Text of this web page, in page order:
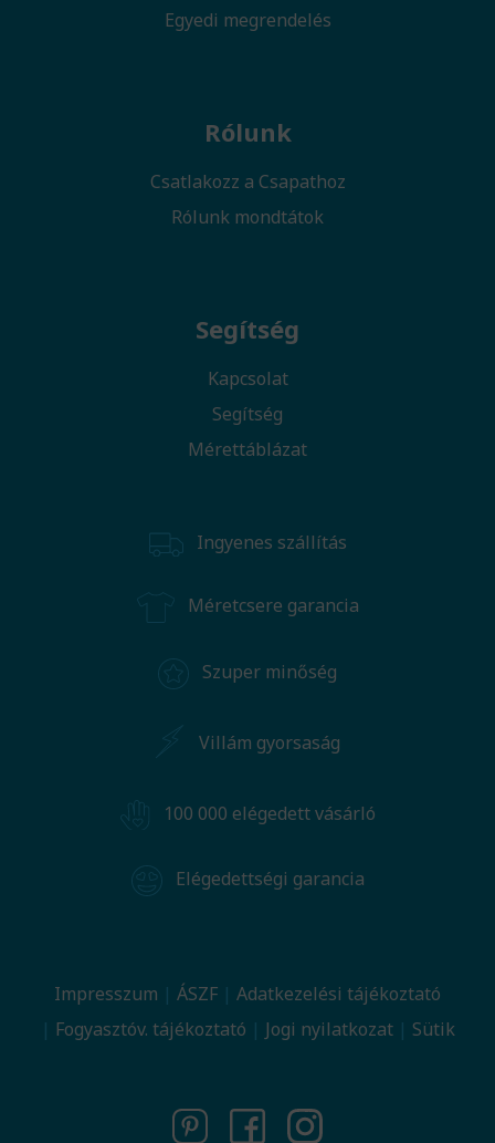
Egyedi megrendelés
Rólunk
Csatlakozz a Csapathoz
Rólunk mondtátok
Segítség
Kapcsolat
Segítség
Mérettáblázat
Ingyenes szállítás
Méretcsere garancia
Szuper minőség
Villám gyorsaság
100 000 elégedett vásárló
Elégedettségi garancia
Impresszum ÁSZF
Adatkezelési tájékoztató
Fogyasztóv. tájékoztató
Jogi nyilatkozat Sütik